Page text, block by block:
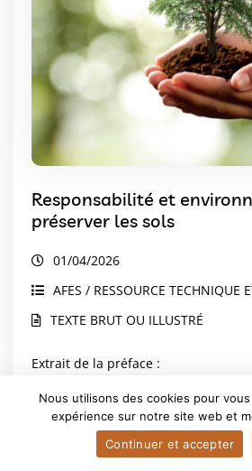
Responsabilité et
préserver les sols
01/04/2026
AFES / RESSOURCE TECHNIQUE
TEXTE BRUT OU ILLUSTRÉ
Extrait de la préface :
Le sol est le fondement de notre
rapport à la réalité. Ne dit-on pas «
terre » ? Tout ce que nous faisons
partir du sol. Il est aussi, depuis
Nous utilisons des cookies pour
expérience sur notre site web et
Continuer et accepter